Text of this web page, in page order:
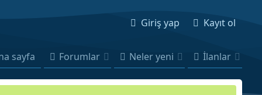
Giriş yap Kayıt ol
sayfa Forumlar Neler yeni İlanlar